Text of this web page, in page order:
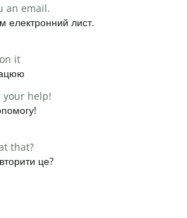
an email.
електронний лист.
it
your help!
that?
це?